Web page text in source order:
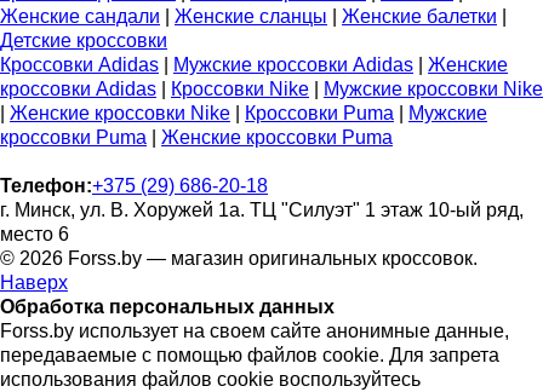
Женские сандали
Женские сланцы Женские балетки
Детские кроссовки
Кроссовки Adidas
Мужские кроссовки Adidas
Женские
кроссовки Adidas
Кроссовки Nike
Мужские кроссовки Nike
Женские кроссовки Nike Кроссовки Puma
Мужские
кроссовки Puma
Женские кроссовки Puma
Телефон:+375 (29) 686-20-18
г. Минск, ул. В. Хоружей 1а. ТЦ "Силуэт" 1 этаж 10-ый ряд,
место 6
© 2026 Forss.by — магазин оригинальных кроссовок.
Наверх
Обработка персональных данных
Forss.by использует на своем сайте анонимные данные,
передаваемые с помощью файлов cookie. Для запрета
использования файлов cookie воспользуйтесь